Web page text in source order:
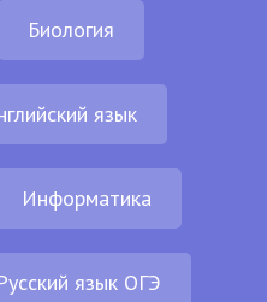
Биология
язык
Информатика
язык ОГЭ